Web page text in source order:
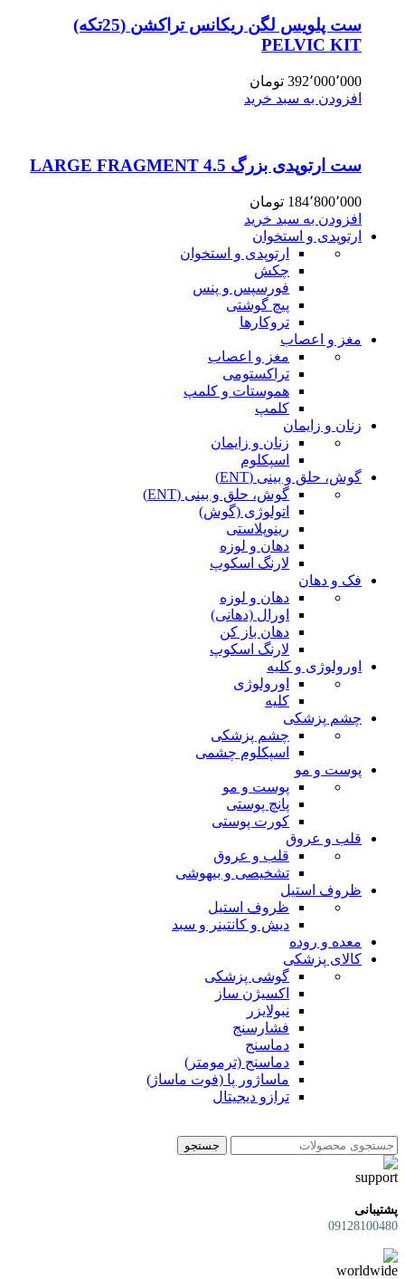
ست پلویس لگن ریکانس تراکشن (25تکه)
PELVIC KIT
392٬000٬000 تومان
افزودن به سبد خرید
ست ارتوپدی بزرگ 4.5 LARGE FRAGMENT
184٬800٬000 تومان
افزودن به سبد خرید
ارتوپدی و استخوان
ارتوپدی و استخوان
چکش
فورسپس و پنس
پیچ گوشتی
تروکارها
مغز و اعصاب
مغز و اعصاب
تراکستومی
هموستات و کلمپ
کلمپ
زنان و زایمان
زنان و زایمان
اسپکلوم
گوش، حلق و بینی (ENT)
گوش، حلق و بینی (ENT)
اتولوژی (گوش)
رینوپلاستی
دهان و لوزه
لارنگ اسکوپ
فک و دهان
دهان و لوزه
اورال (دهانی)
دهان باز کن
لارنگ اسکوپ
اورولوژی و کلیه
اورولوژی
کلیه
چشم پزشکی
چشم پزشکی
اسپکلوم چشمی
پوست و مو
پوست و مو
پانچ پوستی
کورت پوستی
قلب و عروق
قلب و عروق
تشخیصی و بیهوشی
ظروف استیل
ظروف استیل
دیش و کانتینر و سبد
معده و روده
کالای پزشکی
گوشی پزشکی
اکسیژن ساز
نبولایزر
فشارسنج
دماسنج
دماسنج (ترمومتر)
ماساژور پا (فوت ماساژ)
ترازو دیجیتال
جستجو
پشتیبانی
09128100480